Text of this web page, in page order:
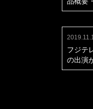
フジテ
の出演